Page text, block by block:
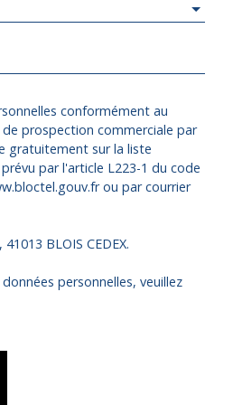
conformément au
prospection commerciale par
gratuitement sur la liste
par l'article L223-1 du code
ou par courrier
BLOIS CEDEX.
personnelles, veuillez